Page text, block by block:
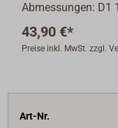
Abmessungen: D1
43,90 €*
Preise inkl. MwSt. zzgl.
Art-Nr.